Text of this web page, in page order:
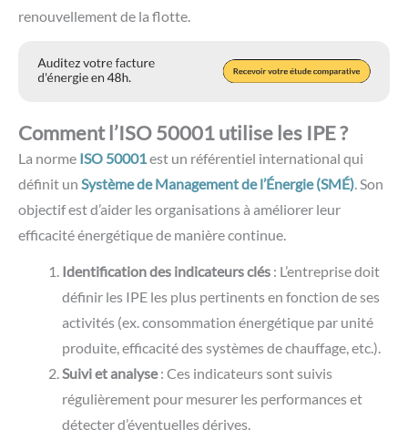
renouvellement de la flotte.
Comment l’ISO 50001 utilise les IPE ?
La norme ISO 50001 est un référentiel international qui
définit un Système de Management de l’Énergie (SMÉ) . Son
objectif est d’aider les organisations à améliorer leur
efficacité énergétique de manière continue.
Identification des indicateurs clés : L’entreprise doit
définir les IPE les plus pertinents en fonction de ses
activités (ex. consommation énergétique par unité
produite, efficacité des systèmes de chauffage, etc.).
Suivi et analyse: Ces indicateurs sont suivis
régulièrement pour mesurer les performances et
détecter d’éventuelles dérives.